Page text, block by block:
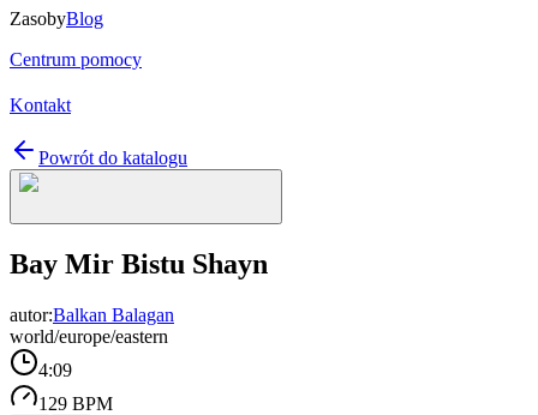
ZasobyBlog
Centrum pomocy
Kontakt
Powrót do katalogu
Bay Mir Bistu Shayn
autor:Balkan Balagan
world/europe/eastern
4:09
129 BPM